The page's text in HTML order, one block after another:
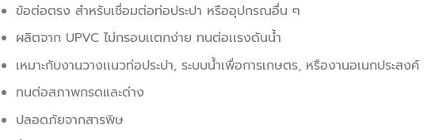
ข้อต่อตรง สำหรับเชื่อมต่อท่อประปา หรืออุปกรณอื่น ๆ
ผลิตจาก UPVC ไม่กรอบเเตกง่าย ทนต่อเเรงดันน้ำ
เหมาะกับงานวางเเนวท่อประปา, ระบบน้ำเพื่อการเกษตร, หรืองานอเนกประสงค์
ทนต่อสภาพกรดและด่าง
ปลอดภัยจากสารพิษ